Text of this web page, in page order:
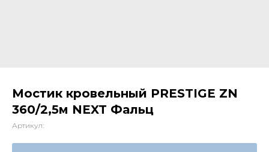
Мостик кровельный PRESTIGE ZN
360/2,5м NEXT Фальц
Артикул: